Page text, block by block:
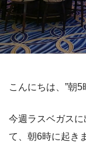
こんにちは、”朝5
今週ラスベガス
て、朝6時に起き